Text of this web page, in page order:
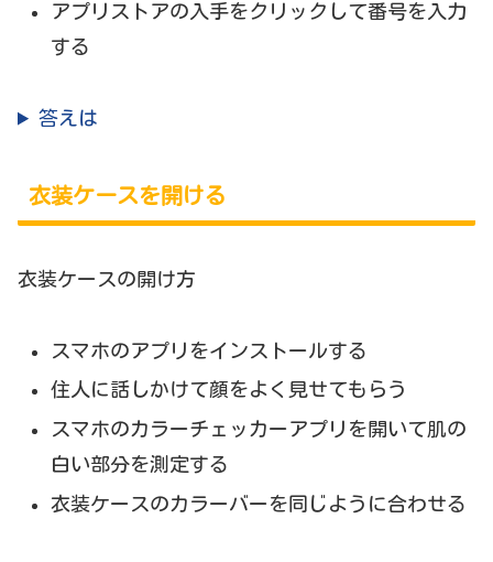
アプリストアの入手をクリックして番号を入力
する
答えは
衣装ケースを開ける
衣装ケースの開け方
スマホのアプリをインストールする
住人に話しかけて顔をよく見せてもらう
スマホのカラーチェッカーアプリを開いて肌の
白い部分を測定する
衣装ケースのカラーバーを同じように合わせる